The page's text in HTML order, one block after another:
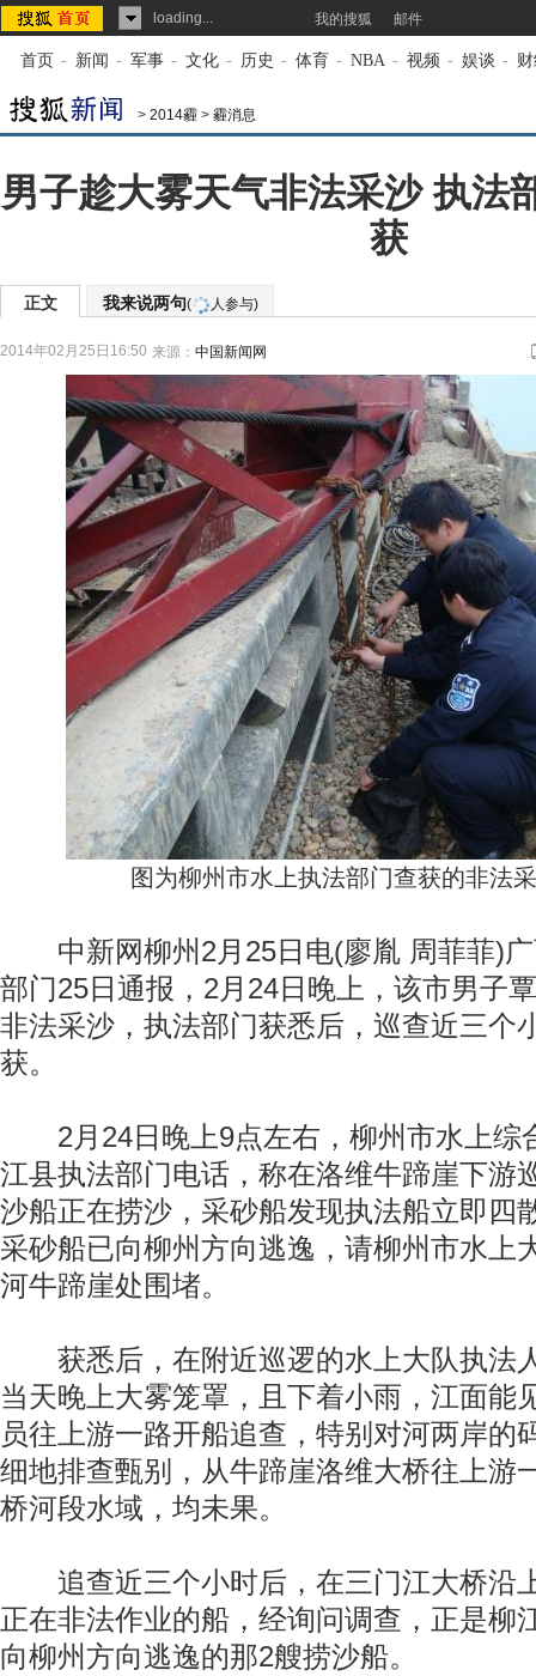
loading... 我的搜狐 邮件
首页 - 新闻 - 军事 - 文化 - 历史 - 体育 - NBA - 视频 - 娱谈 -
> 2014霾 > 霾消息
男子趁大雾天气非法采沙 执法
获
正文 我来说两句( 人参与)
2014年02月25日16:50 来源： 中国新闻网
图为柳州市水上执法部门查获的非法
中新网柳州2月25日电(廖胤 周菲菲)广
部门25日通报，2月24日晚上，该市男子
非法采沙，执法部门获悉后，巡查近三个
获。
2月24日晚上9点左右，柳州市水上综
江县执法部门电话，称在洛维牛蹄崖下游
沙船正在捞沙，采砂船发现执法船立即四
采砂船已向柳州方向逃逸，请柳州市水上
河牛蹄崖处围堵。
获悉后，在附近巡逻的水上大队执法
当天晚上大雾笼罩，且下着小雨，江面能
员往上游一路开船追查，特别对河两岸的
细地排查甄别，从牛蹄崖洛维大桥往上游
桥河段水域，均未果。
追查近三个小时后，在三门江大桥沿
正在非法作业的船，经询问调查，正是柳
向柳州方向逃逸的那2艘捞沙船。